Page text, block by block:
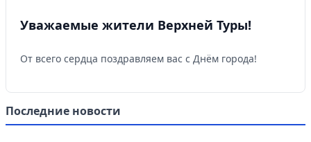
Уважаемые жители Верхней Туры!
От всего сердца поздравляем вас с Днём города!
Последние новости